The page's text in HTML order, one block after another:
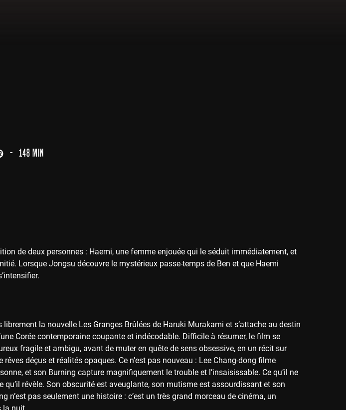
148 min
de deux personnes : Haemi, une femme enjouée qui le séduit immédiatement, et
Lorsque Jongsu découvre le mystérieux passe-temps de Ben et que Haemi
la nouvelle Les Granges Brûlées de Haruki Murakami et s’attache au destin
Corée contemporaine coupante et indécodable. Difficile à résumer, le film se
fragile et ambigu, avant de muter en quête de sens obsessive, en un récit sur
rêves déçus et réalités opaques. Ce n’est pas nouveau : Lee Chang-dong filme
et son Burning capture magnifiquement le trouble et l’insaisissable. Ce qu’il ne
révèle. Son obscurité est aveuglante, son mutisme est assourdissant et son
n’est pas seulement une histoire : c’est un très grand morceau de cinéma, un
nuit...